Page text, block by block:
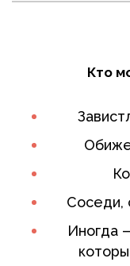
Кто
Соседи,
Иногда